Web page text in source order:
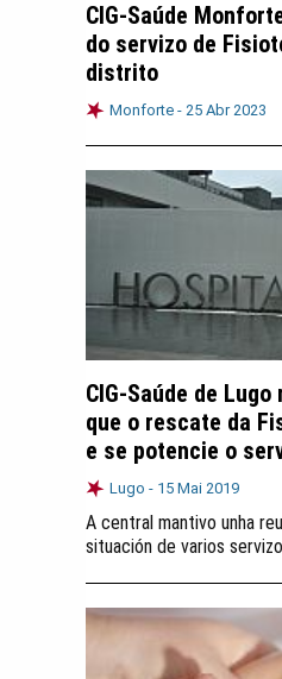
CIG-Saúde
do servizo de
distrito
Monforte - 25 Abr 2023
CIG-Saúde de
que o rescate da
e se potencie o
Lugo - 15 Mai 2019
A central mantivo unha
situación de varios